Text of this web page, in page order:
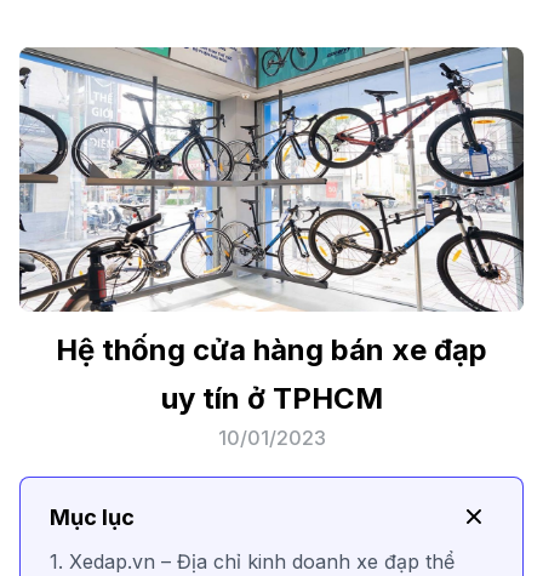
Hệ thống cửa hàng bán xe đạp
uy tín ở TPHCM
10/01/2023
Mục lục
1. Xedap.vn – Địa chỉ kinh doanh xe đạp thể